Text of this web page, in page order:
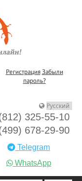
Регистрация Забыли
пароль?
325-55-10
678-29-90
Telegram
WhatsApp